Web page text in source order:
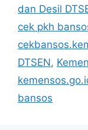
dan Desil
cek pkh
DTSEN,
bansos